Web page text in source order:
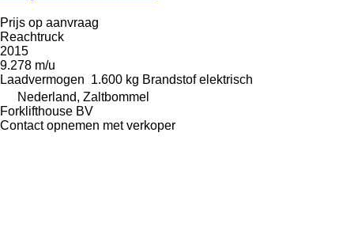
Prijs op aanvraag
Reachtruck
2015
9.278 m/u
Laadvermogen 1.600 kg Brandstof elektrisch
Nederland, Zaltbommel
Forklifthouse BV
Contact opnemen met verkoper